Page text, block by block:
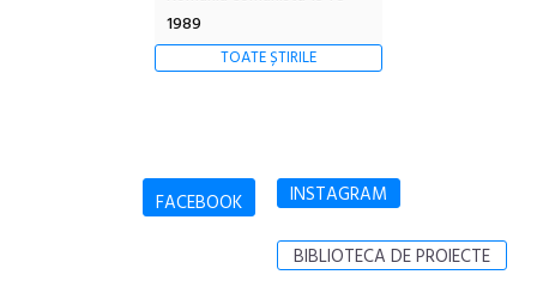
1989
TOATE ȘTIRILE
FACEBOOK INSTAGRAM
BIBLIOTECA DE PROIECTE